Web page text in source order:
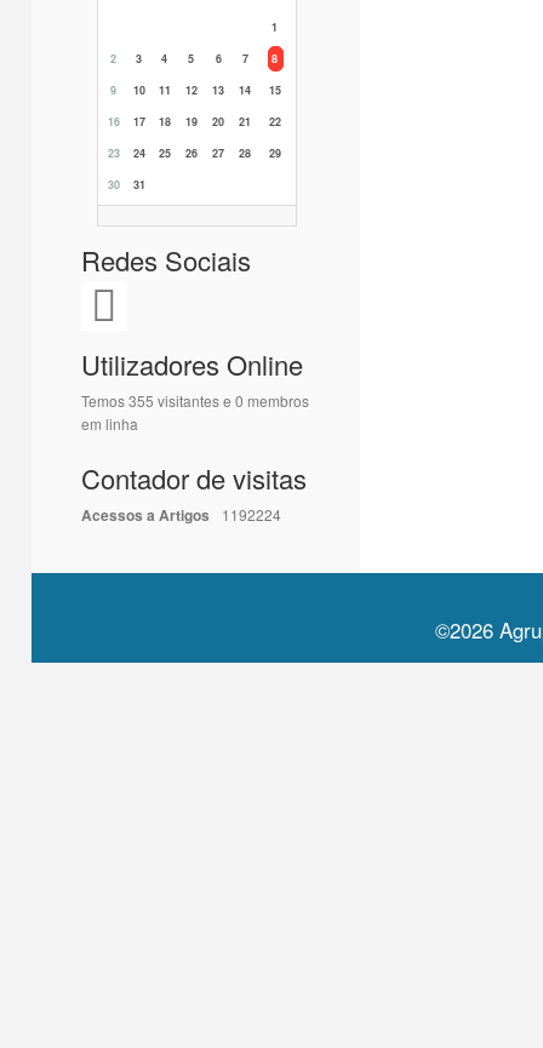
1
2
3 4 5 6 7
8
9
10 11 12 13 14
15
16
17 18 19 20 21
22
23
24 25 26 27 28
29
30
31
Redes Sociais
Utilizadores Online
Temos 355 visitantes e 0 membros
em linha
Contador de visitas
Acessos a Artigos 1192224
©2026